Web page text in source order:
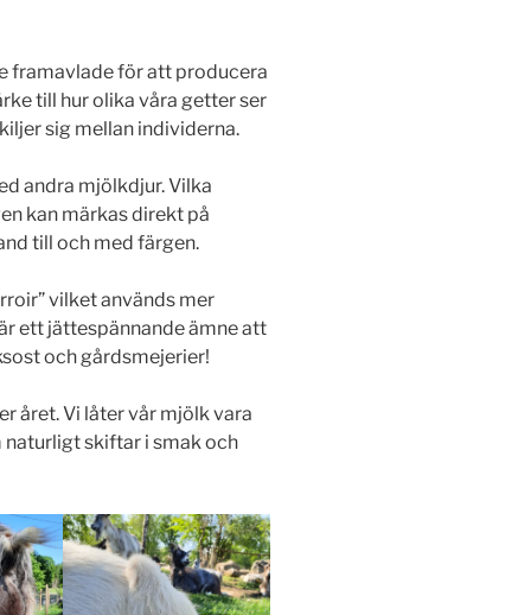
framavlade för att producera
till hur olika våra getter ser
sig mellan individerna.
andra mjölkdjur. Vilka
kan märkas direkt på
till och med färgen.
vilket används mer
ett jättespännande ämne att
och gårdsmejerier!
året. Vi låter vår mjölk vara
naturligt skiftar i smak och